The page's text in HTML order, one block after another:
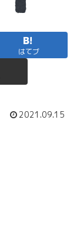
はてブ
2021.09.15